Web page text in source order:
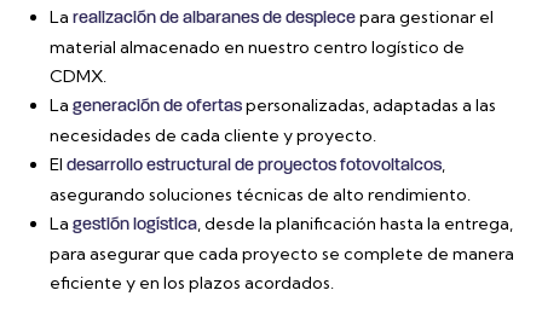
Larealización de albaranes de despiecepara gestionar el
material almacenado en nuestro centro logístico de
CDMX.
Lageneración de ofertaspersonalizadas, adaptadas a las
necesidades de cada cliente y proyecto.
Eldesarrollo estructural de proyectos fotovoltaicos,
asegurando soluciones técnicas de alto rendimiento.
Lagestión logística, desde la planificación hasta la entrega,
para asegurar que cada proyecto se complete de manera
eficiente y en los plazos acordados.